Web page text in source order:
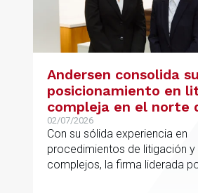
Andersen consolida su
posicionamiento en
compleja en el norte
España con la
de Rebeca Larena
02/07/2026
Con su sólida experiencia en
procedimientos de litigación y
complejos, la firma liderada